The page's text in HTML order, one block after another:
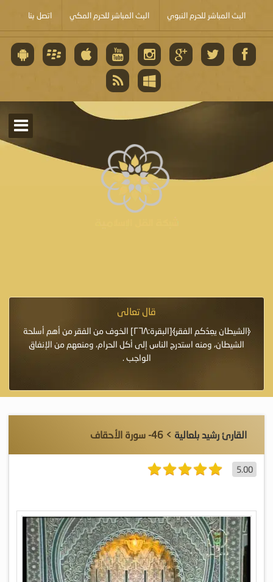
البث المباشر للحرم النبوي البث المباشر للحرم المكي اتصل بنا
قال تعالى
﴿الشيطان يعِدُكم الفقر﴾[البقرة:٢٦٨] الخوف من الفقر من أهم أسلحة
الشيطان، ومنه استدرج الناس إلى أكل الحرام، ومنعهم من الإنفاق
الواجب .
القارئ رشيد بلعالية > 46- سورة الأحقاف
5.00